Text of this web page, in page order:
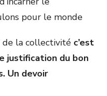
pour le monde
de la collectivité c’est
justification du bon
Un devoir